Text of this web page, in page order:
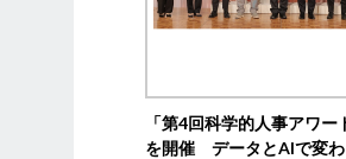
「第4回科学的人事アワー
を開催 データとAIで変